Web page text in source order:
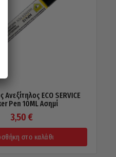
ECO SERVICE
Pen 10ML Ασημί
3,50 €
στο καλάθι